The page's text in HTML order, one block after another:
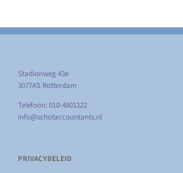
Stadionweg 43e
3077AS Rotterdam
Telefoon: 010-4801222
info@schotaccountants.nl
PRIVACYBELEID